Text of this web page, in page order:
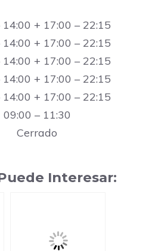
14:00 + 17:00 – 22:15
14:00 + 17:00 – 22:15
14:00 + 17:00 – 22:15
14:00 + 17:00 – 22:15
14:00 + 17:00 – 22:15
09:00 – 11:30
Cerrado
Interesar: